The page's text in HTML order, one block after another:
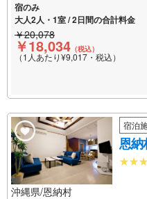
宿のみ
大人2人・1室 / 2日間の合計料金
￥20,078
￥18,034 （税込）
（1人あたり¥9,017・税込）
宿泊
恩納
沖縄県/恩納村